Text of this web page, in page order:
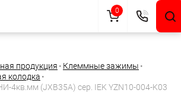
продукция • Клеммные зажимы •
колодка •
4кв.мм (JXB35А) сер. IEK YZN10-004-K03
0